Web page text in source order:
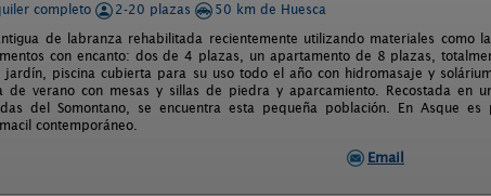
completo
2-20 plazas
50 km de Huesca
de labranza rehabilitada recientemente utilizando materiales como
con encanto: dos de 4 plazas, un apartamento de 8 plazas,
jardín, piscina cubierta para su uso todo el año con hidromasaje y
de verano con mesas y sillas de piedra y aparcamiento. Recostada en
del Somontano, se encuentra esta pequeña población. En Asque
contemporáneo.
Email